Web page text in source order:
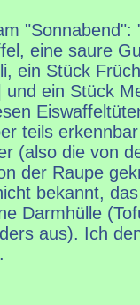
"Sonnabend":
eine saure
ein Stück
ein Stück
teils
(also die von
der Raupe
bekannt,
Darmhülle
aus). Ich